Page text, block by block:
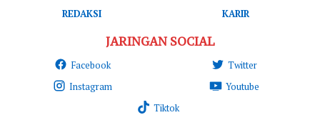
REDAKSI
KARIR
JARINGAN SOCIAL
Facebook
Twitter
Instagram
Youtube
Tiktok